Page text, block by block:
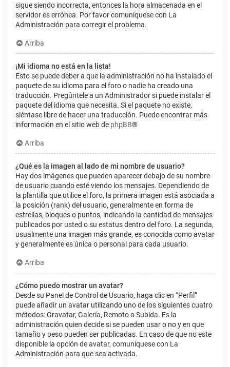
sigue siendo incorrecta, entonces la hora almacenada en el
servidor es errónea. Por favor comuníquese con La
Administración para corregir el problema.
Arriba
¡Mi idioma no está en la lista!
Esto se puede deber a que la administración no ha instalado el
paquete de su idioma para el foro o nadie ha creado una
traducción. Pregúntele a un Administrador si puede instalar el
paquete del idioma que necesita. Si el paquete no existe,
siéntase libre de hacer una traducción. Puede encontrar más
información en el sitio web de phpBB®
Arriba
¿Qué es la imagen al lado de mi nombre de usuario?
Hay dos imágenes que pueden aparecer debajo de su nombre
de usuario cuando esté viendo los mensajes. Dependiendo de
la plantilla que utilice el foro, la primera imagen está asociada a
la posición (rank) del usuario, generalmente en forma de
estrellas, bloques o puntos, indicando la cantidad de mensajes
publicados por usted o su estatus dentro del foro. La segunda,
usualmente una imagen más grande, es conocida como avatar
y generalmente es única o personal para cada usuario.
Arriba
¿Cómo puedo mostrar un avatar?
Desde su Panel de Control de Usuario, haga clic en “Perfil”
puede añadir un avatar utilizando uno de los siguientes cuatro
métodos: Gravatar, Galería, Remoto o Subida. Es la
administración quien decide si se pueden usar o no y en que
tamaño y peso pueden ser publicadas. En caso de que no este
disponible la opción de avatar, comuníquese con La
Administración para que sea activada.